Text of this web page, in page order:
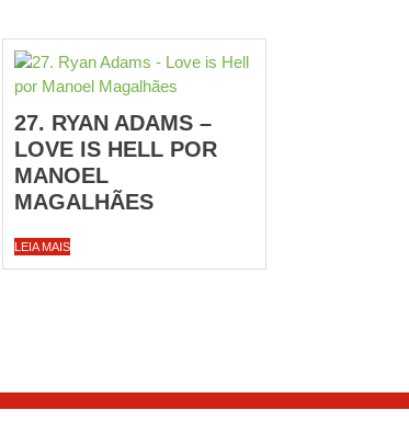
27. RYAN ADAMS –
LOVE IS HELL POR
MANOEL
MAGALHÃES
LEIA MAIS